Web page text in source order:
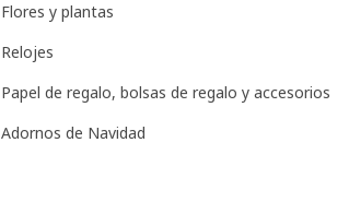
Flores y plantas
Relojes
Papel de regalo, bolsas de regalo y accesorios
Adornos de Navidad